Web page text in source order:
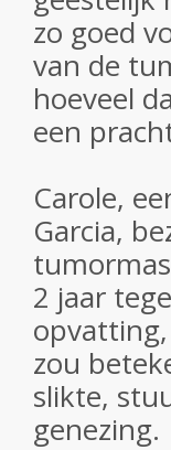
zo goed
van de
hoeveel
een
Carole,
Garcia,
2 jaar
zou
slikte,
genezing.